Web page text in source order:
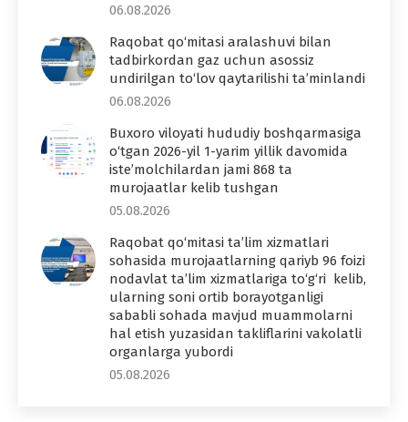
06.08.2026
Raqobat qo‘mitasi aralashuvi bilan
tadbirkordan gaz uchun asossiz
undirilgan to‘lov qaytarilishi ta’minlandi
06.08.2026
Buxoro viloyati hududiy boshqarmasiga
o‘tgan 2026-yil 1-yarim yillik davomida
iste’molchilardan jami 868 ta
murojaatlar kelib tushgan
05.08.2026
Raqobat qo‘mitasi ta’lim xizmatlari
sohasida murojaatlarning qariyb 96 foizi
nodavlat ta’lim xizmatlariga to‘g‘ri kelib,
ularning soni ortib borayotganligi
sababli sohada mavjud muammolarni
hal etish yuzasidan takliflarini vakolatli
organlarga yubordi
05.08.2026